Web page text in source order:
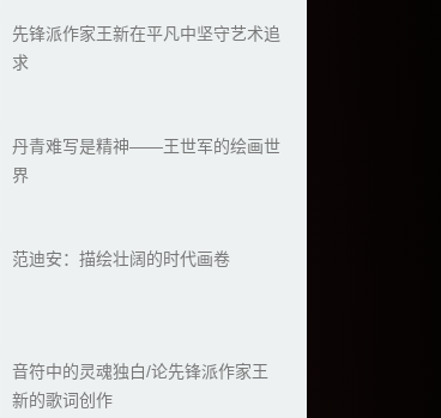
先锋派作家王新在平凡中坚守艺术追
求
丹青难写是精神——王世军的绘画世
界
范迪安：描绘壮阔的时代画卷
音符中的灵魂独白/论先锋派作家王
新的歌词创作